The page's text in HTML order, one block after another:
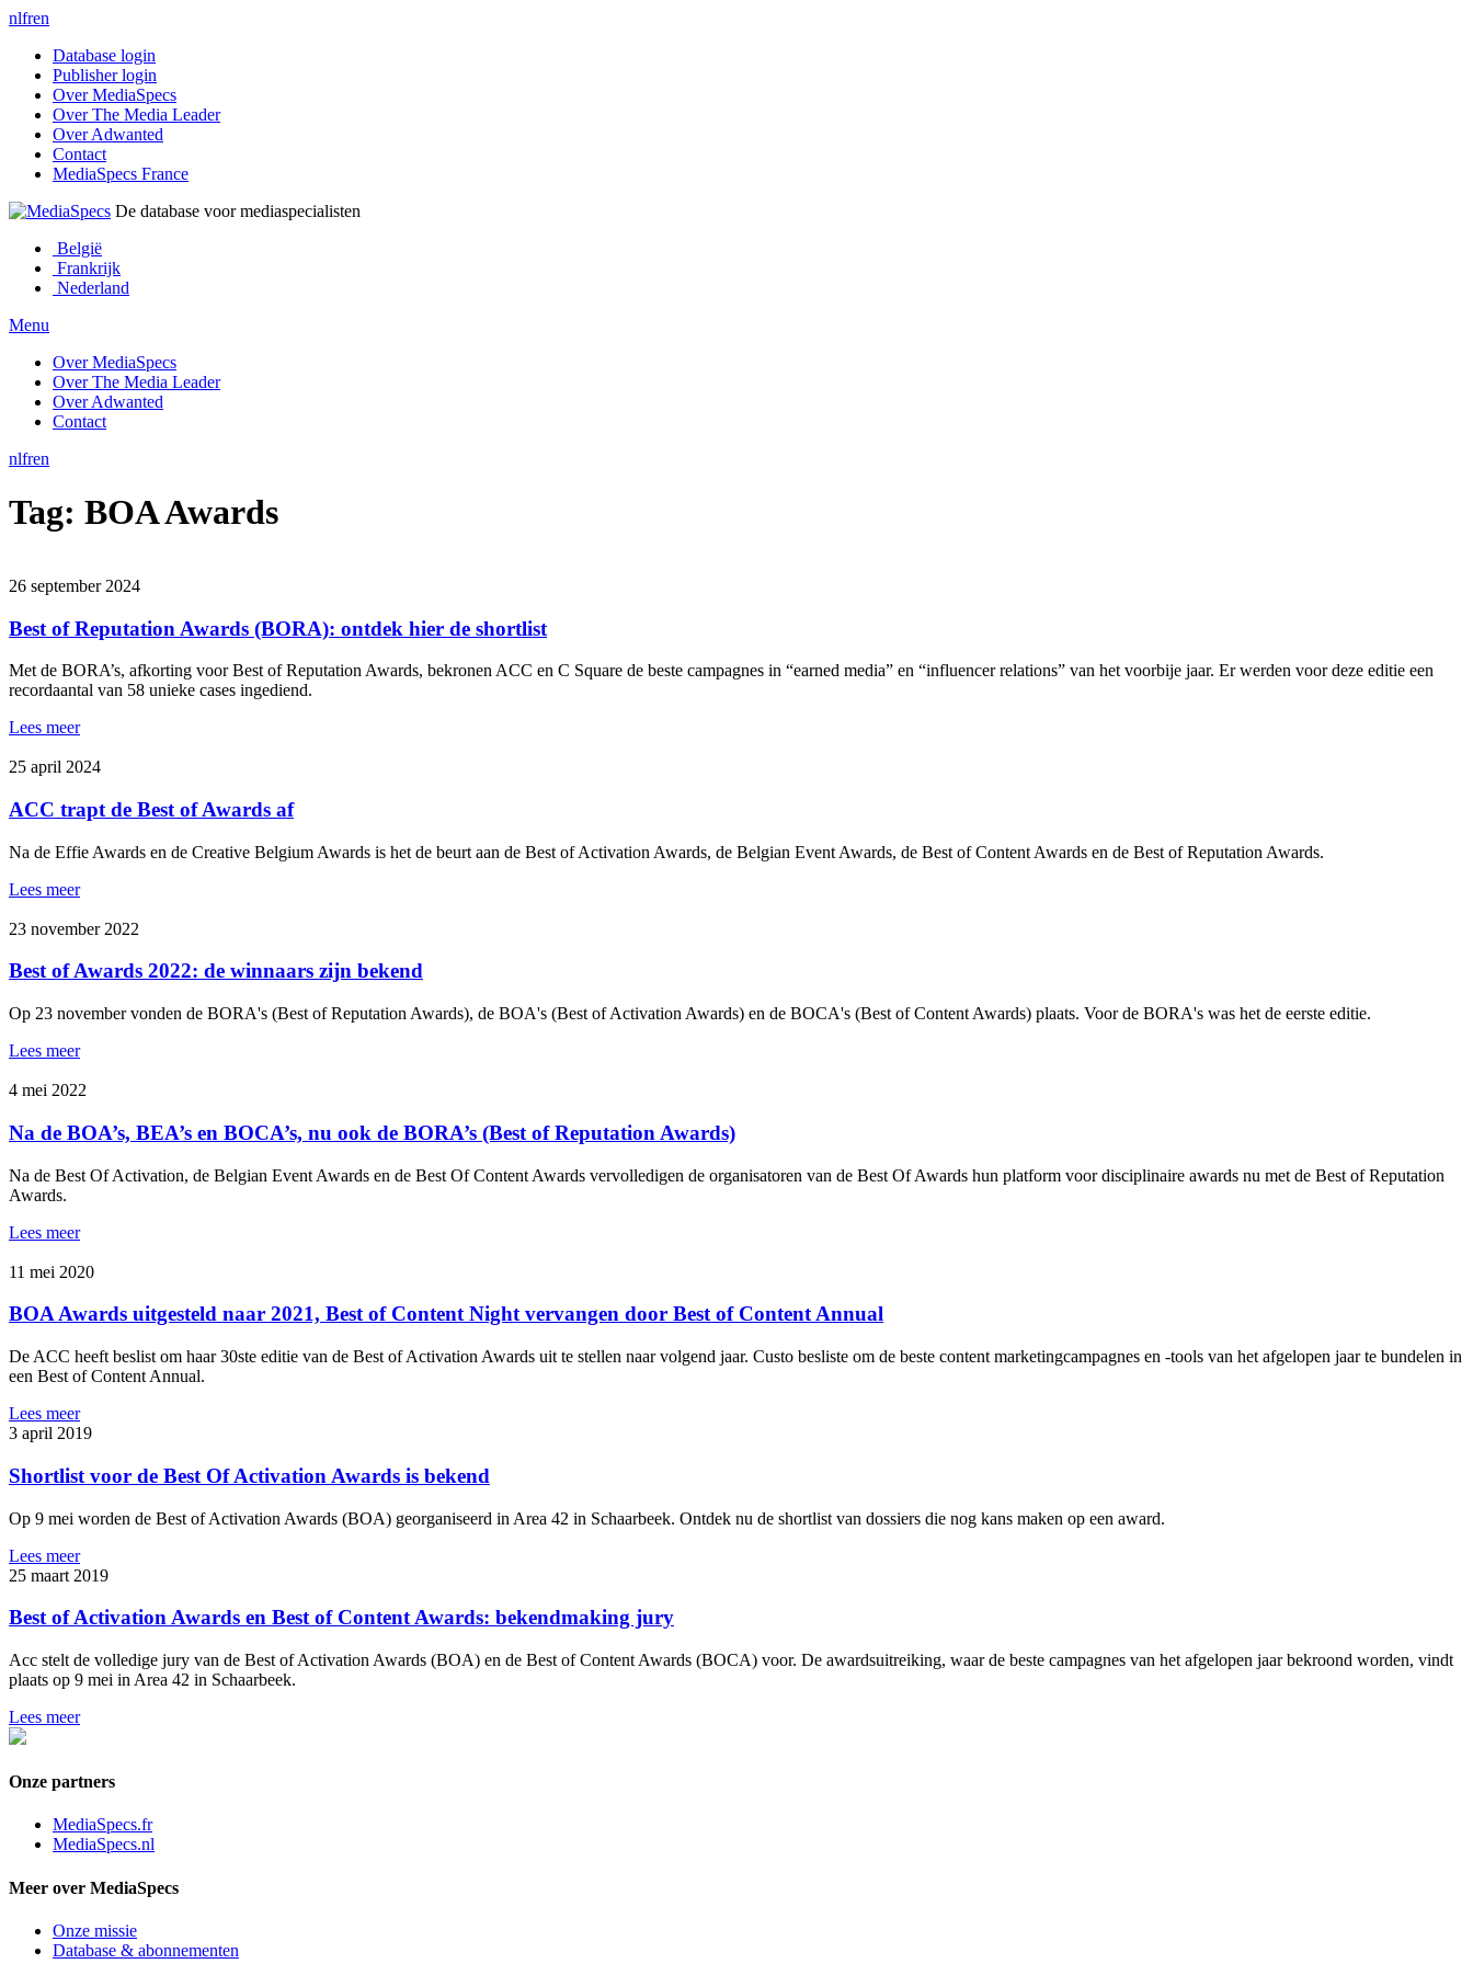
nlfren
Database login
Publisher login
Over MediaSpecs
Over The Media Leader
Over Adwanted
Contact
MediaSpecs France
De database voor mediaspecialisten
België
Frankrijk
Nederland
Menu
Over MediaSpecs
Over The Media Leader
Over Adwanted
Contact
nlfren
Tag: BOA Awards
26 september 2024
Best of Reputation Awards (BORA): ontdek hier de shortlist
Met de BORA’s, afkorting voor Best of Reputation Awards, bekronen ACC en C Square de beste campagnes in “earned media” en “influencer relations” van het voorbije jaar. Er werden voor deze editie een
recordaantal van 58 unieke cases ingediend.
Lees meer
25 april 2024
ACC trapt de Best of Awards af
Na de Effie Awards en de Creative Belgium Awards is het de beurt aan de Best of Activation Awards, de Belgian Event Awards, de Best of Content Awards en de Best of Reputation Awards.
Lees meer
23 november 2022
Best of Awards 2022: de winnaars zijn bekend
Op 23 november vonden de BORA's (Best of Reputation Awards), de BOA's (Best of Activation Awards) en de BOCA's (Best of Content Awards) plaats. Voor de BORA's was het de eerste editie.
Lees meer
4 mei 2022
Na de BOA’s, BEA’s en BOCA’s, nu ook de BORA’s (Best of Reputation Awards)
Na de Best Of Activation, de Belgian Event Awards en de Best Of Content Awards vervolledigen de organisatoren van de Best Of Awards hun platform voor disciplinaire awards nu met de Best of Reputation
Awards.
Lees meer
11 mei 2020
BOA Awards uitgesteld naar 2021, Best of Content Night vervangen door Best of Content Annual
De ACC heeft beslist om haar 30ste editie van de Best of Activation Awards uit te stellen naar volgend jaar. Custo besliste om de beste content marketingcampagnes en -tools van het afgelopen jaar te bundelen in
een Best of Content Annual.
Lees meer
3 april 2019
Shortlist voor de Best Of Activation Awards is bekend
Op 9 mei worden de Best of Activation Awards (BOA) georganiseerd in Area 42 in Schaarbeek. Ontdek nu de shortlist van dossiers die nog kans maken op een award.
Lees meer
25 maart 2019
Best of Activation Awards en Best of Content Awards: bekendmaking jury
Acc stelt de volledige jury van de Best of Activation Awards (BOA) en de Best of Content Awards (BOCA) voor. De awardsuitreiking, waar de beste campagnes van het afgelopen jaar bekroond worden, vindt
plaats op 9 mei in Area 42 in Schaarbeek.
Lees meer
Onze partners
MediaSpecs.fr
MediaSpecs.nl
Meer over MediaSpecs
Onze missie
Database & abonnementen